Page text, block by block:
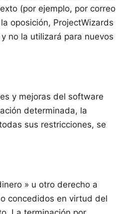
(por ejemplo, por correo
oposición, ProjectWizards
no la utilizará para nuevos
y mejoras del software
determinada, la
sus restricciones, se
» u otro derecho a
concedidos en virtud del